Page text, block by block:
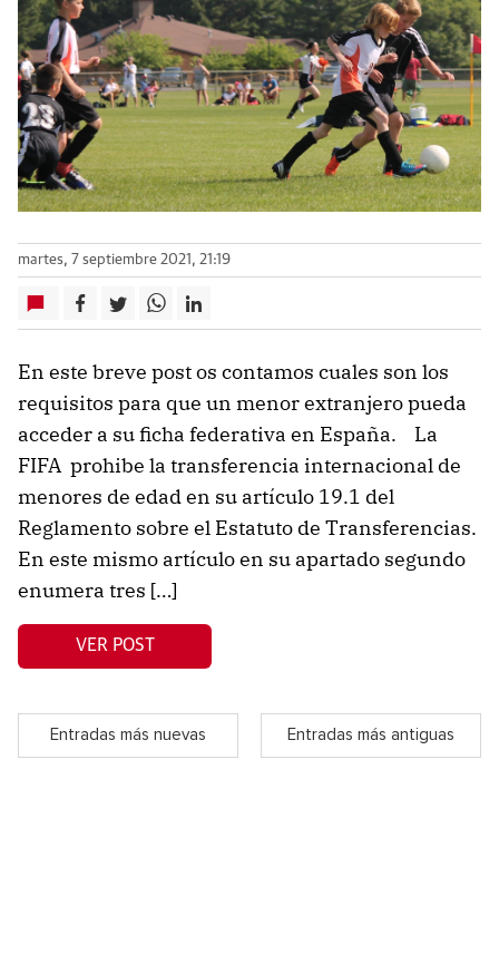
martes, 7 septiembre 2021, 21:19
En este breve post os contamos cuales son los
requisitos para que un menor extranjero pueda
acceder a su ficha federativa en España. La
FIFA prohibe la transferencia internacional de
menores de edad en su artículo 19.1 del
Reglamento sobre el Estatuto de Transferencias.
En este mismo artículo en su apartado segundo
enumera tres […]
VER POST
Entradas más nuevas Entradas más antiguas